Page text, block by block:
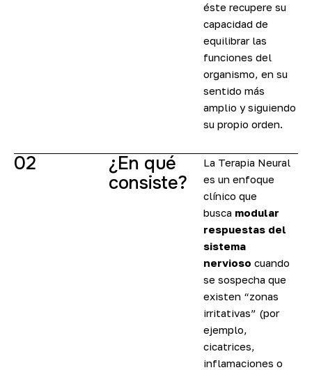
éste recupere su
capacidad de
equilibrar las
funciones del
organismo, en su
sentido más
amplio y siguiendo
su propio orden.
02
¿En qué
consiste?
La Terapia Neural
es un enfoque
clínico que
busca modular
respuestas del
sistema
nervioso cuando
se sospecha que
existen “zonas
irritativas” (por
ejemplo,
cicatrices,
inflamaciones o